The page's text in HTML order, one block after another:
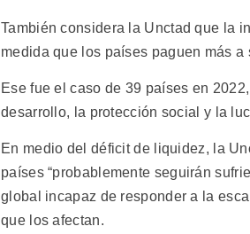
También considera la Unctad que la
medida que los países paguen más
Ese fue el caso de 39 países en
desarrollo, la protección social y la
En medio del déficit de liquidez, la
países “probablemente seguirán
global incapaz de responder a la
que los afectan.